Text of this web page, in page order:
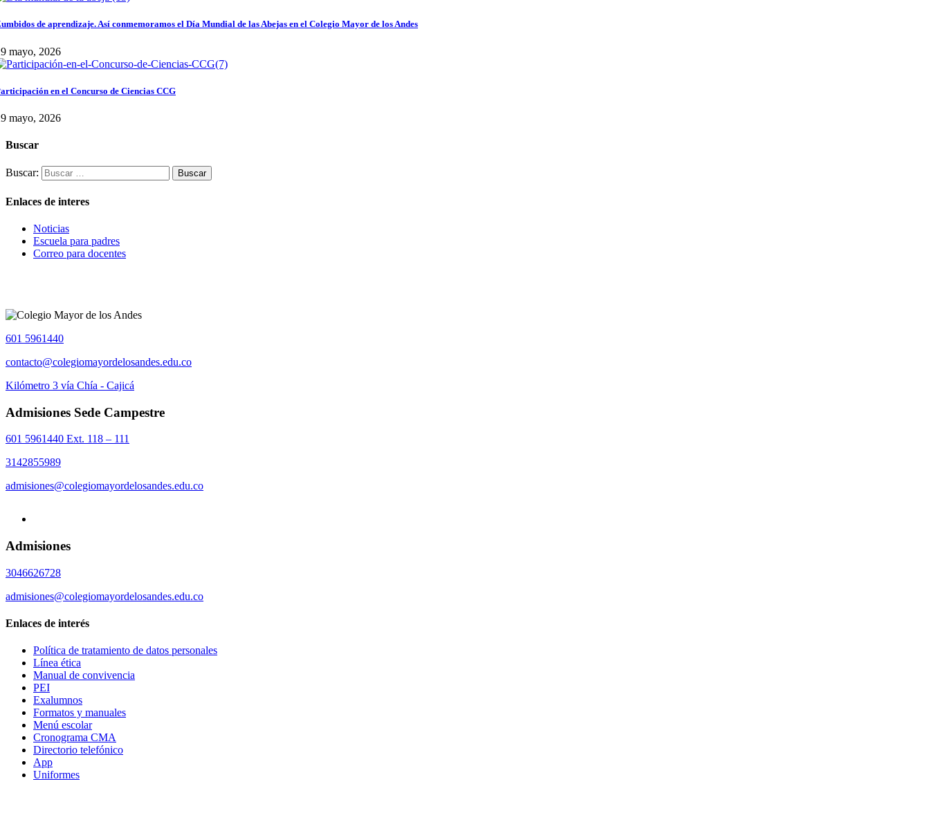
de aprendizaje. Así conmemoramos el Día Mundial de las Abejas en el Colegio Mayor de los Andes
mayo, 2026
en el Concurso de Ciencias CCG
mayo, 2026
Buscar
Buscar:
Enlaces de interes
Noticias
Escuela para padres
Correo para docentes
601 5961440
contacto@colegiomayordelosandes.edu.co
Kilómetro 3 vía Chía - Cajicá
Admisiones Sede Campestre
601 5961440 Ext. 118 – 111
3142855989
admisiones@colegiomayordelosandes.edu.co
Admisiones
3046626728
admisiones@colegiomayordelosandes.edu.co
Enlaces de interés
Política de tratamiento de datos personales
Línea ética
Manual de convivencia
PEI
Exalumnos
Formatos y manuales
Menú escolar
Cronograma CMA
Directorio telefónico
App
Uniformes